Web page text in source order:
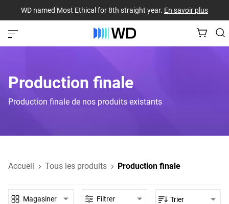
WD named Most Ethical for 8th straight year. En savoir plus
Production finale
Production finale de nos produits existants
Accueil Tous les produits Production finale
Magasiner Filtrer Trier